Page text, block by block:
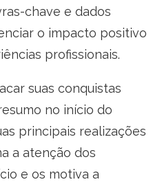
chave e dados
o impacto positivo
profissionais.
suas conquistas
no início do
principais realizações
a atenção dos
e os motiva a